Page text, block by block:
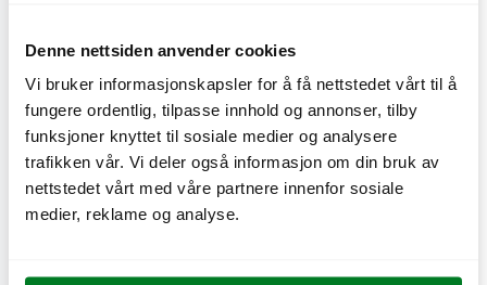
Denne nettsiden anvender cookies
Vi bruker informasjonskapsler for å få nettstedet vårt til å
fungere ordentlig, tilpasse innhold og annonser, tilby
funksjoner knyttet til sosiale medier og analysere
trafikken vår. Vi deler også informasjon om din bruk av
nettstedet vårt med våre partnere innenfor sosiale
medier, reklame og analyse.
Pepper Jack 'n' Bacon – bacon.
- For oss er det naturlig å velge norsk kjøtt og kylling.
Norsk kjøtt holder høy kvalitet, og norsk landbruk har
det laveste antibiotikaforbruket i Europa, sier
Bergfors.